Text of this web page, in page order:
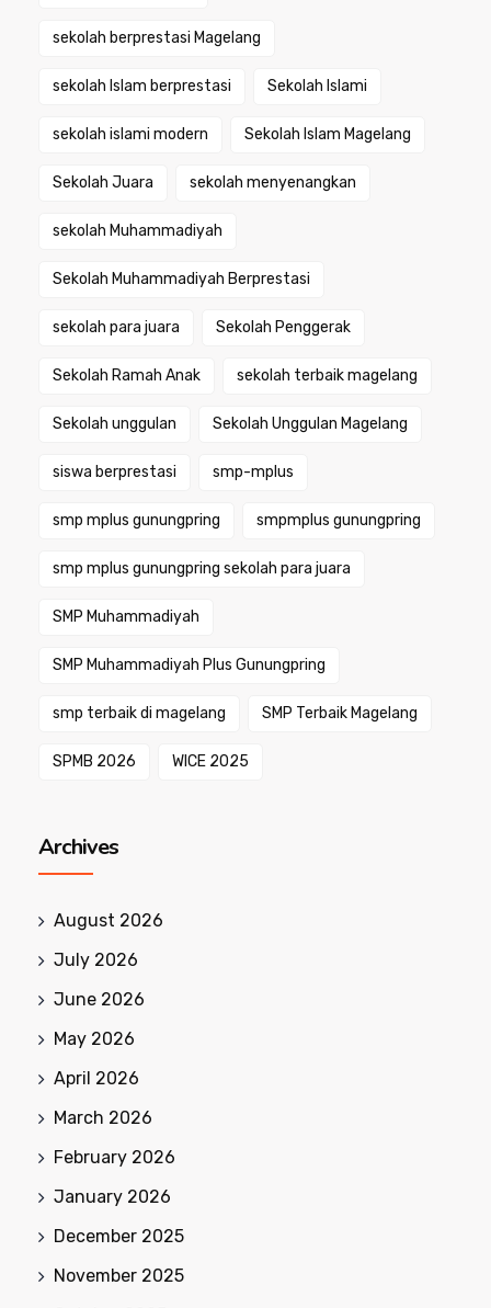
sekolah berprestasi Magelang
sekolah Islam berprestasi Sekolah Islami
sekolah islami modern Sekolah Islam Magelang
Sekolah Juara sekolah menyenangkan
sekolah Muhammadiyah
Sekolah Muhammadiyah Berprestasi
sekolah para juara Sekolah Penggerak
Sekolah Ramah Anak sekolah terbaik magelang
Sekolah unggulan Sekolah Unggulan Magelang
siswa berprestasi smp-mplus
smp mplus gunungpring smpmplus gunungpring
smp mplus gunungpring sekolah para juara
SMP Muhammadiyah
SMP Muhammadiyah Plus Gunungpring
smp terbaik di magelang SMP Terbaik Magelang
SPMB 2026 WICE 2025
Archives
August 2026
July 2026
June 2026
May 2026
April 2026
March 2026
February 2026
January 2026
December 2025
November 2025